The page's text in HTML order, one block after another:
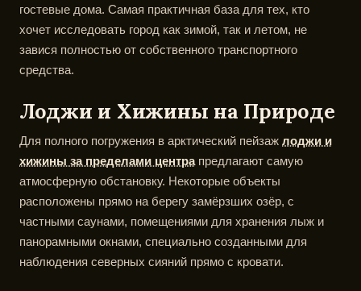
гостевые дома. Самая практичная база для тех, кто
хочет исследовать город как зимой, так и летом, не
завися полностью от собственного транспортного
средства.
Лоджи и Хижины на Природе
Для полного погружения в арктический пейзаж лоджи и
хижины за пределами центрапредлагают самую
атмосферную обстановку. Некоторые объекты
расположены прямо на берегу замёрзших озёр, с
частными саунами, помещениями для хранения лыж и
панорамными окнами, специально созданными для
наблюдения северных сияний прямо с кровати.